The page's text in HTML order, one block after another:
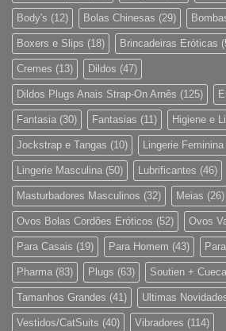
Body's (12) Bolas Chinesas (29)
Boxers e Slips (18) Brincadeiras Eróticas
Cremes (13) Dildos (47)
Dildos Plugs Anais Strap-On Arnês (125)
Fantasia (30) Fantasias (11) Higiene e
Jockstrap e Tangas (10) Lingerie Feminina
Lingerie Masculina (50) Lubrificantes (46)
Masturbadores Masculinos (32) Meias (26)
Ovos Bolas Cordões Eróticos (52) Ovos
Para Casais (19) Para Homem (43)
Pharma (83) Plugs (63) Soutien + Cueca
Tamanhos Grandes (41) Ultimas
Vestidos/CatSuits (40) Vibradores (114)